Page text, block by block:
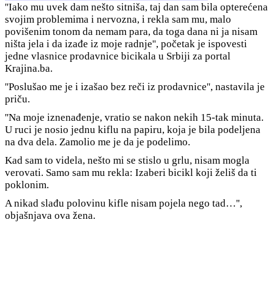
''Iako mu uvek dam nešto sitniša, taj dan sam bila opterećena
svojim problemima i nervozna, i rekla sam mu, malo
povišenim tonom da nemam para, da toga dana ni ja nisam
ništa jela i da izađe iz moje radnje'', početak je ispovesti
jedne vlasnice prodavnice bicikala u Srbiji za portal
Krajina.ba.
''Poslušao me je i izašao bez reči iz prodavnice'', nastavila je
priču.
''Na moje iznenađenje, vratio se nakon nekih 15-tak minuta.
U ruci je nosio jednu kiflu na papiru, koja je bila podeljena
na dva dela. Zamolio me je da je podelimo.
Kad sam to videla, nešto mi se stislo u grlu, nisam mogla
verovati. Samo sam mu rekla: Izaberi bicikl koji želiš da ti
poklonim.
A nikad slađu polovinu kifle nisam pojela nego tad…'',
objašnjava ova žena.